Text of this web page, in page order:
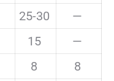
25-30
—
15
—
8
8